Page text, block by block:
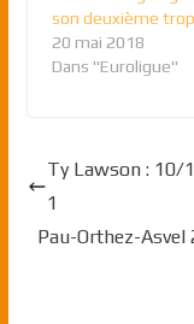
son deuxième
20 mai 2018
Dans "Euroligue"
Ty Lawson : 10/
1
Pau-Orthez-Asvel